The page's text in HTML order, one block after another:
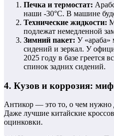
Печка и термостат:
наши -30°C. В машине
Технические жидкости:
подлежат немедленной
Зимний пакет: У «араба»
сидений и зеркал. У
2025 году в базе греется
спинок задних сидений.
4. Кузов и коррозия:
Антикор — это то, о чем нужно
Даже лучшие китайские
оцинковки.